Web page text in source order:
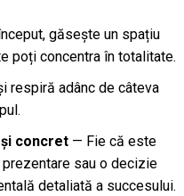
găsește un spațiu
poți concentra în totalitate.
respiră adânc de câteva
concret— Fie că este
sau o decizie
detaliată a succesului.